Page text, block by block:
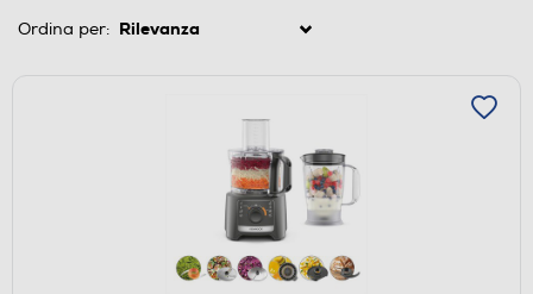
Ordina per: